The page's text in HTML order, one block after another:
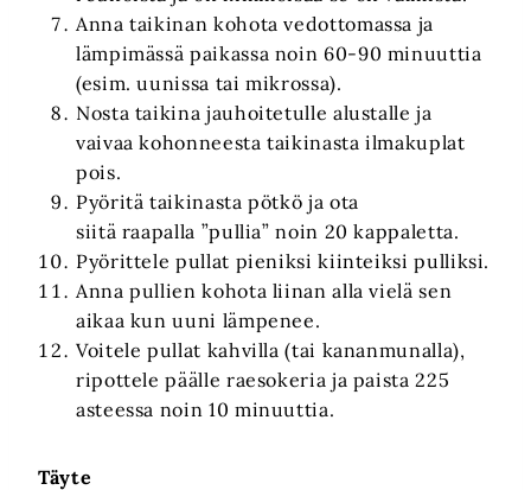
Anna taikinan kohota vedottomassa ja
lämpimässä paikassa noin 60-90 minuuttia
(esim. uunissa tai mikrossa).
Nosta taikina jauhoitetulle alustalle ja
vaivaa kohonneesta taikinasta ilmakuplat
pois.
Pyöritä taikinasta pötkö ja ota
siitä raapalla ”pullia” noin 20 kappaletta.
Pyörittele pullat pieniksi kiinteiksi pulliksi.
Anna pullien kohota liinan alla vielä sen
aikaa kun uuni lämpenee.
Voitele pullat kahvilla (tai kananmunalla),
ripottele päälle raesokeria ja paista 225
asteessa noin 10 minuuttia.
Täyte